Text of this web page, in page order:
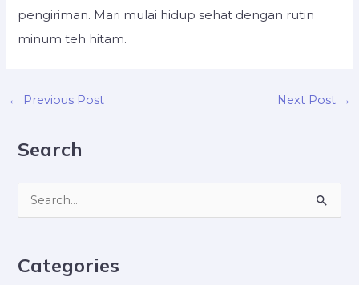
pengiriman. Mari mulai hidup sehat dengan rutin
minum teh hitam.
← Previous Post Next Post →
Search
r
Categories